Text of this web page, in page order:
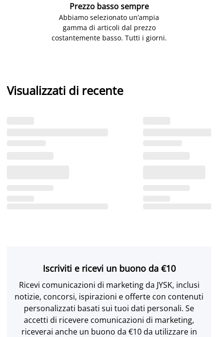
Prezzo basso sempre
Abbiamo selezionato un’ampia
gamma di articoli dal prezzo
costantemente basso. Tutti i giorni.
Visualizzati di recente
Iscriviti e ricevi un buono da €10
Ricevi comunicazioni di marketing da JYSK, inclusi
notizie, concorsi, ispirazioni e offerte con contenuti
personalizzati basati sui tuoi dati personali. Se
accetti di ricevere comunicazioni di marketing,
riceverai anche un buono da €10 da utilizzare in